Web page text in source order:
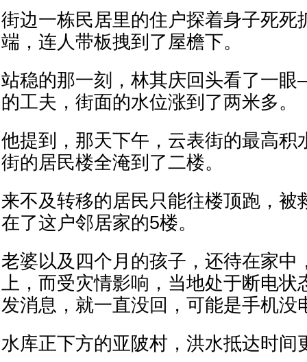
街边一栋民居里的住户探着身子死死
端，连人带板拽到了屋檐下。
站稳的那一刻，林其庆回头看了一
的工夫，街面的水位涨到了两米多。
他提到，那天下午，云表街的最高积
街的居民楼全淹到了二楼。
来不及转移的居民只能往楼顶跑，被
在了这户邻居家的5楼。
老婆以及四个月的孩子，还待在家中
上，而受灾情影响，当地处于断电状
发消息，就一直没回，可能是手机没
水库正下方的亚陂村，洪水抵达时间